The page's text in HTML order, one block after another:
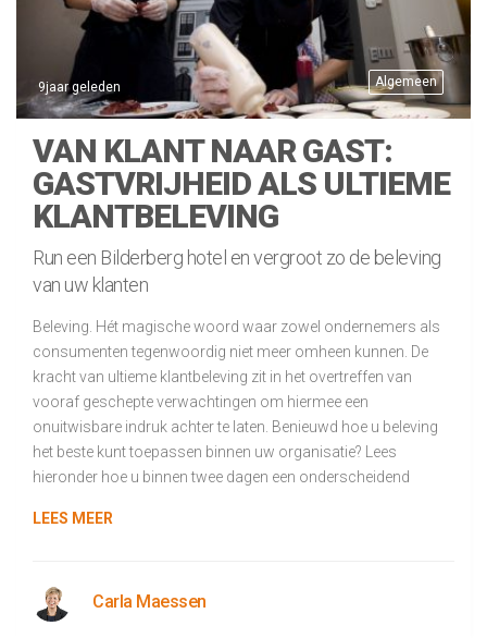
Algemeen
9jaar geleden
VAN KLANT NAAR GAST:
GASTVRIJHEID ALS ULTIEME
KLANTBELEVING
Run een Bilderberg hotel en vergroot zo de beleving
van uw klanten
Beleving. Hét magische woord waar zowel ondernemers als
consumenten tegenwoordig niet meer omheen kunnen. De
kracht van ultieme klantbeleving zit in het overtreffen van
vooraf geschepte verwachtingen om hiermee een
onuitwisbare indruk achter te laten. Benieuwd hoe u beleving
het beste kunt toepassen binnen uw organisatie? Lees
hieronder hoe u binnen twee dagen een onderscheidend
LEES MEER
Carla Maessen